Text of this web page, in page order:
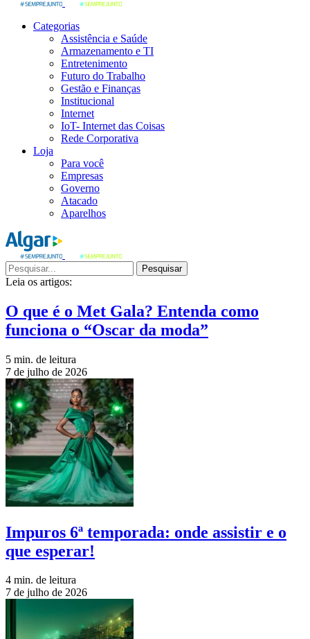
Categorias
Assistência e Saúde
Armazenamento e TI
Entretenimento
Futuro do Trabalho
Gestão e Finanças
Institucional
Internet
IoT- Internet das Coisas
Rede Corporativa
Loja
Para você
Empresas
Governo
Atacado
Aparelhos
Pesquisar
Leia os artigos:
O que é o Met Gala? Entenda como
funciona o “Oscar da moda”
5 min. de leitura
7 de julho de 2026
Impuros 6ª temporada: onde assistir e o
que esperar!
4 min. de leitura
7 de julho de 2026